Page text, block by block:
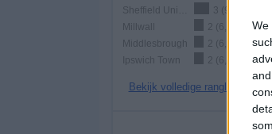
We
3 (9,38%)
Millwall
2 (6,25%)
Middlesbrough
2 (6,25%)
Ipswich Town
2 (6,25%)
Bekijk volledige ranglijst